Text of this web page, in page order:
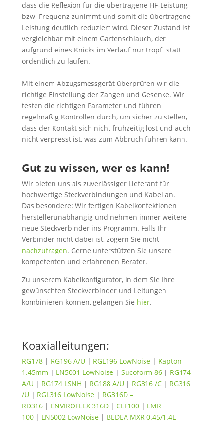
dass die Reflexion für die übertragene HF-Leistung
bzw. Frequenz zunimmt und somit die übertragene
Leistung deutlich reduziert wird. Dieser Zustand ist
vergleichbar mit einem Gartenschlauch, der
aufgrund eines Knicks im Verlauf nur tropft statt
ordentlich zu laufen.
Mit einem Abzugsmessgerät überprüfen wir die
richtige Einstellung der Zangen und Gesenke. Wir
testen die richtigen Parameter und führen
regelmäßig Kontrollen durch, um sicher zu stellen,
dass der Kontakt sich nicht frühzeitig löst und auch
nicht verpresst ist, was zum Abbruch führen kann.
Gut zu wissen, wer es kann!
Wir bieten uns als zuverlässiger Lieferant für
hochwertige Steckverbindungen und Kabel an.
Das besondere: Wir fertigen Kabelkonfektionen
herstellerunabhängig und nehmen immer weitere
neue Steckverbinder ins Programm. Falls Ihr
Verbinder nicht dabei ist, zögern Sie nicht
nachzufragen. Gerne unterstützen Sie unsere
kompetenten und erfahrenen Berater.
Zu unserem Kabelkonfigurator, in dem Sie Ihre
gewünschten Steckverbinder und Leitungen
kombinieren können, gelangen Sie hier.
Koaxialleitungen:
RG178| RG196 A/U | RGL196 LowNoise| Kapton
1.45mm | LN5001 LowNoise| Sucoform 86| RG174
A/U | RG174 LSNH | RG188 A/U | RG316 /C| RG316
/U | RGL316 LowNoise| RG316D –
RD316| ENVIROFLEX 316D| CLF100| LMR
100| LN5002 LowNoise| BEDEA MXR 0.45/1.4L